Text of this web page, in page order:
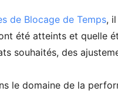
de Blocage de Temps,
été atteints et quelle
souhaités, des
le domaine de la